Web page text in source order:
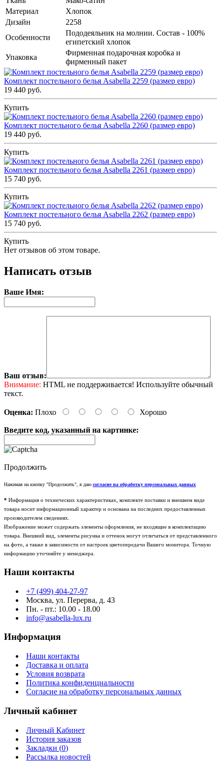
Материал
Хлопок
Дизайн
2258
Особенности
Пододеяльник на молнии. Состав - 100%
египетский хлопок
Упаковка
Фирменная подарочная коробка и
фирменный пакет
Комплект постельного белья Asabella 2259 (размер евро)
19 440 руб.
Купить
Комплект постельного белья Asabella 2260 (размер евро)
19 440 руб.
Купить
Комплект постельного белья Asabella 2261 (размер евро)
15 740 руб.
Купить
Комплект постельного белья Asabella 2262 (размер евро)
15 740 руб.
Купить
Нет отзывов об этом товаре.
Написать отзыв
Ваше Имя:
Ваш отзыв:
Внимание: HTML не поддерживается! Используйте обычный
текст.
Оценка: Плохо Хорошо
Введите код, указанный на картинке:
Продолжить
Нажимая на кнопку "Продолжить", я даю согласие на обработку персональных данных
* Информация о технических характеристиках, комплекте поставки и внешнем виде
товара носит информационный характер и основана на последних предоставленных
производителем сведениях.
Изображение может содержать элементы оформления, не входящие в комплектацию
товара. Внешний вид, элементы рисунка и оттенок могут отличаться от представленного
на фото, а также в зависимости от настроек цветопередачи Вашего монитора. Точную
информацию уточняйте у менеджера.
Наши контакты
+7 (499) 404-27-97
Москва, ул. Перерва, д. 43
Пн. - пт.: 10.00 - 18.00
info@asabella-lux.ru
Информация
Наши контакты
Доставка и оплата
Условия возврата
Политика конфиденциальности
Согласие на обработку персональных данных
Личный кабинет
Личный Кабинет
История заказов
Закладки (0)
Рассылка новостей